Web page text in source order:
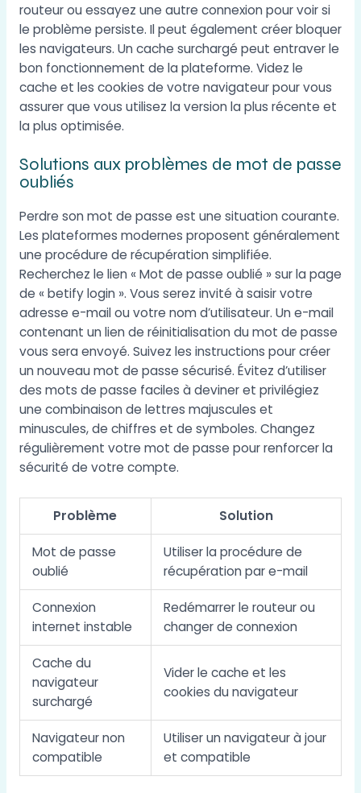
routeur ou essayez une autre connexion pour voir si
le problème persiste. Il peut également créer bloquer
les navigateurs. Un cache surchargé peut entraver le
bon fonctionnement de la plateforme. Videz le
cache et les cookies de votre navigateur pour vous
assurer que vous utilisez la version la plus récente et
la plus optimisée.
Solutions aux problèmes de mot de passe
oubliés
Perdre son mot de passe est une situation courante.
Les plateformes modernes proposent généralement
une procédure de récupération simplifiée.
Recherchez le lien « Mot de passe oublié » sur la page
de « betify login ». Vous serez invité à saisir votre
adresse e-mail ou votre nom d’utilisateur. Un e-mail
contenant un lien de réinitialisation du mot de passe
vous sera envoyé. Suivez les instructions pour créer
un nouveau mot de passe sécurisé. Évitez d’utiliser
des mots de passe faciles à deviner et privilégiez
une combinaison de lettres majuscules et
minuscules, de chiffres et de symboles. Changez
régulièrement votre mot de passe pour renforcer la
sécurité de votre compte.
Problème Solution
Mot de passe
oublié
Utiliser la procédure de
récupération par e-mail
Connexion
internet instable
Redémarrer le routeur ou
changer de connexion
Cache du
navigateur
surchargé
Vider le cache et les
cookies du navigateur
Navigateur non
compatible
Utiliser un navigateur à jour
et compatible